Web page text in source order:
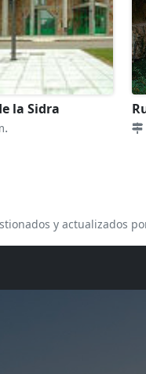
la Sidra
.
y actualizados